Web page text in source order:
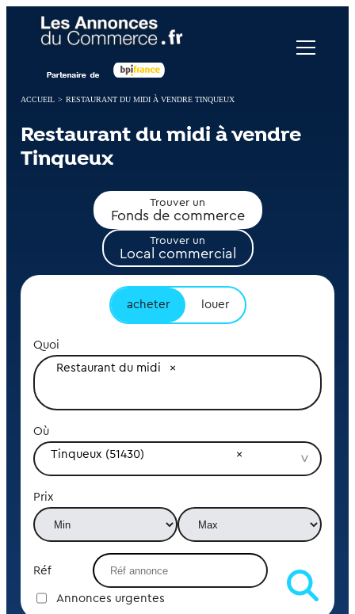
ACCUEIL > RESTAURANT DU MIDI À VENDRE TINQUEUX
Restaurant du midi à vendre
Tinqueux
Trouver un
Fonds de commerce
Trouver un
Local commercial
acheter louer
Quoi
Restaurant du midi
Où
Tinqueux (51430)
Prix
Réf
Annonces urgentes
Panneau de gestion des cookies